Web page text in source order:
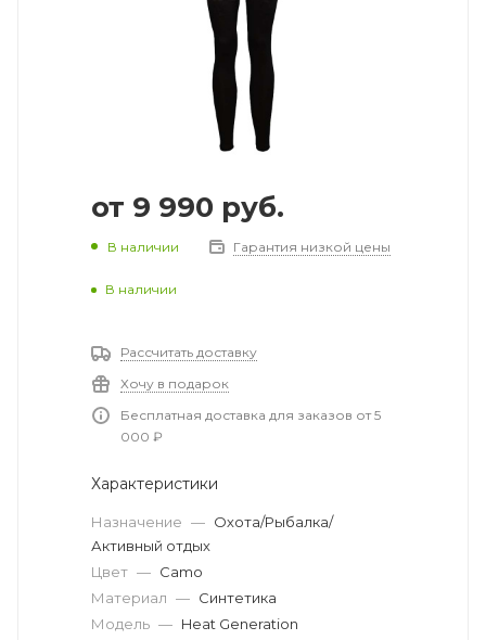
от 9 990 руб.
В наличии Гарантия низкой цены
В наличии
Рассчитать доставку
Хочу в подарок
Бесплатная доставка для заказов от 5
000 ₽
Характеристики
Назначение — Охота/Рыбалка/
Активный отдых
Цвет — Camo
Материал — Синтетика
Модель — Heat Generation